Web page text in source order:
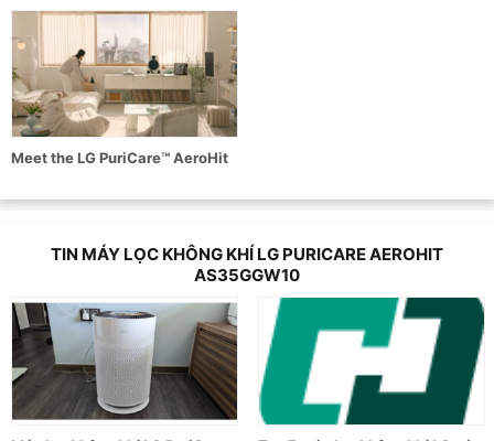
Meet the LG PuriCare™ AeroHit
TIN MÁY LỌC KHÔNG KHÍ LG PURICARE AEROHIT
AS35GGW10